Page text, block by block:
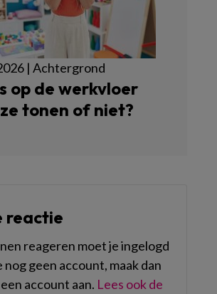
| Achtergrond
op de werkvloer
tonen of niet?
reactie
reageren moet je ingelogd
nog geen account, maak dan
account aan. Lees ook de